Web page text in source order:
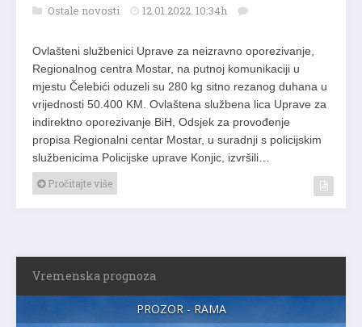
Ostale novosti 12.01.2022. 10:34h
Ovlašteni službenici Uprave za neizravno oporezivanje,
Regionalnog centra Mostar, na putnoj komunikaciji u
mjestu Čelebići oduzeli su 280 kg sitno rezanog duhana u
vrijednosti 50.400 KM. Ovlaštena službena lica Uprave za
indirektno oporezivanje BiH, Odsjek za provođenje
propisa Regionalni centar Mostar, u suradnji s policijskim
službenicima Policijske uprave Konjic, izvršili…
Pročitajte više
Vremenska prognoza
PROZOR - RAMA